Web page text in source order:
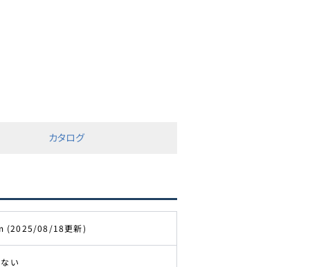
カタログ
(2025/08/18更新)
い